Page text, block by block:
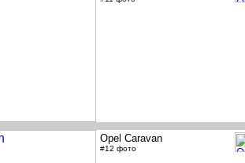
Opel Caravan
#12 фото